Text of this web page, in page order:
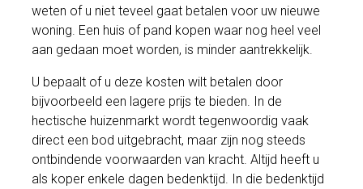
weten of u niet teveel gaat betalen voor uw nieuwe
woning. Een huis of pand kopen waar nog heel veel
aan gedaan moet worden, is minder aantrekkelijk.
U bepaalt of u deze kosten wilt betalen door
bijvoorbeeld een lagere prijs te bieden. In de
hectische huizenmarkt wordt tegenwoordig vaak
direct een bod uitgebracht, maar zijn nog steeds
ontbindende voorwaarden van kracht. Altijd heeft u
als koper enkele dagen bedenktijd. In die bedenktijd